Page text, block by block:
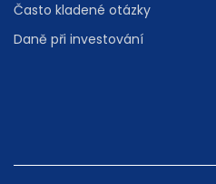
Často kladené otázky
Daně při investování